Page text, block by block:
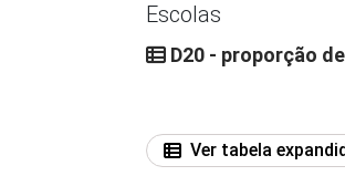
Escolas
D20 - proporção
Ver tabela